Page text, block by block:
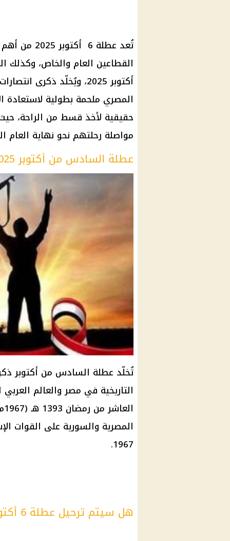
تُعد عطلة
حقيقية لأخذ قسط من الراحة،
مواصلة رحلتهم نحو نهاية العام
عطلة السادس من أكتوبر 2025
المصرية والسورية على القوات
1967.
هل سيتم ترحيل عطلة 6 أكتوبر إلى يوم الخميس للموظفين والطلاب؟